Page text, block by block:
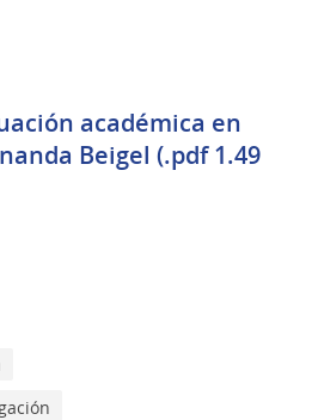
académica en
Beigel (.pdf 1.49